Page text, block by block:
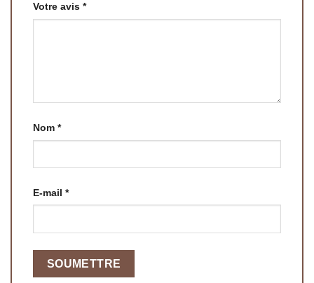
Votre avis *
Nom *
E-mail *